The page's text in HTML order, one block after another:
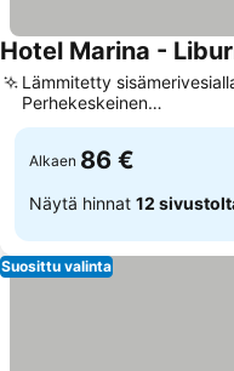
Hotel Marina -
Lämmitetty
Perhekeskeinen
merenrantalomakohde
Alkaen 86 €
Näytä hinnat 12
Suosittu valinta